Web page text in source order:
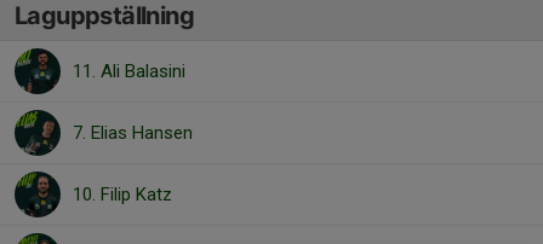
Laguppställning
11. Ali Balasini
7. Elias Hansen
10. Filip Katz